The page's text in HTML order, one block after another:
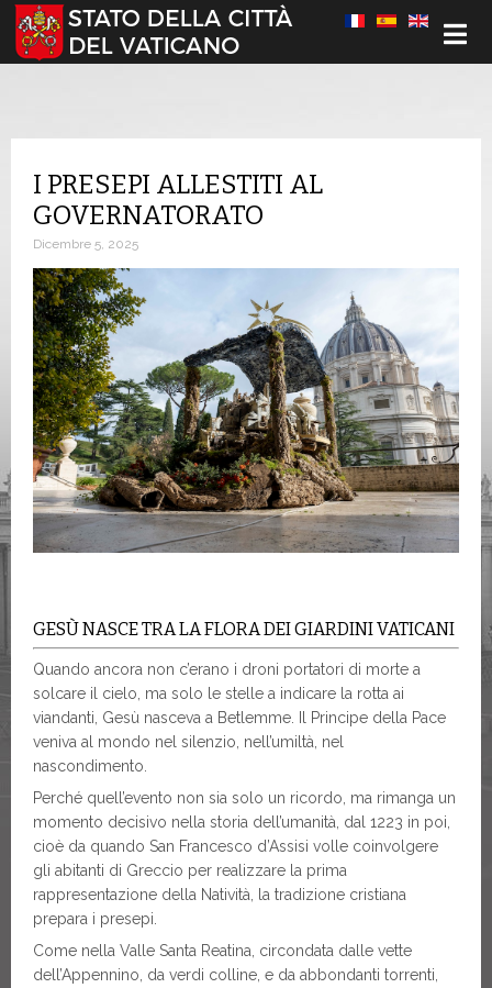
Seleziona la tua lingua
I PRESEPI ALLESTITI AL
GOVERNATORATO
Dicembre 5, 2025
GESÙ NASCE TRA LA FLORA DEI GIARDINI VATICANI
Quando ancora non c’erano i droni portatori di morte a
solcare il cielo, ma solo le stelle a indicare la rotta ai
viandanti, Gesù nasceva a Betlemme. Il Principe della Pace
veniva al mondo nel silenzio, nell’umiltà, nel
nascondimento.
Perché quell’evento non sia solo un ricordo, ma rimanga un
momento decisivo nella storia dell’umanità, dal 1223 in poi,
cioè da quando San Francesco d’Assisi volle coinvolgere
gli abitanti di Greccio per realizzare la prima
rappresentazione della Natività, la tradizione cristiana
prepara i presepi.
Come nella Valle Santa Reatina, circondata dalle vette
dell’Appennino, da verdi colline, e da abbondanti torrenti,